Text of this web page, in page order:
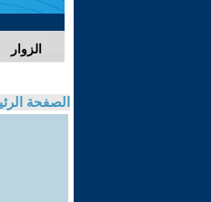
الزوار
الصفحة